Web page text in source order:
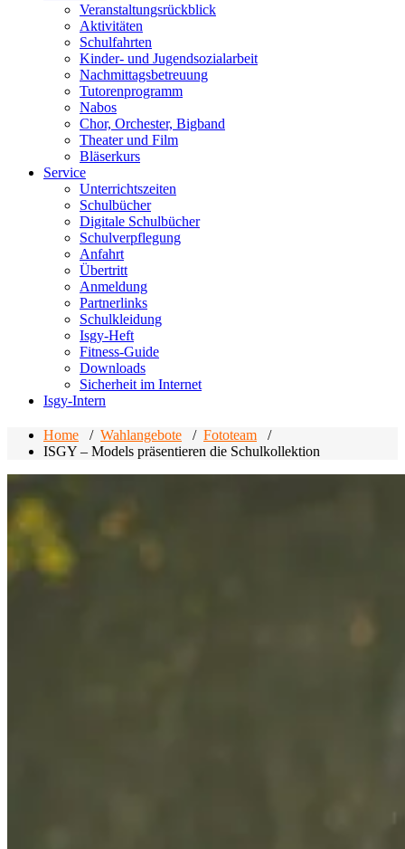
Veranstaltungsrückblick
Aktivitäten
Schulfahrten
Kinder- und Jugendsozialarbeit
Nachmittagsbetreuung
Tutorenprogramm
Nabos
Chor, Orchester, Bigband
Theater und Film
Bläserkurs
Service
Unterrichtszeiten
Schulbücher
Digitale Schulbücher
Schulverpflegung
Anfahrt
Übertritt
Anmeldung
Partnerlinks
Schulkleidung
Isgy-Heft
Fitness-Guide
Downloads
Sicherheit im Internet
Isgy-Intern
Home / Wahlangebote / Fototeam /
ISGY – Models präsentieren die Schulkollektion